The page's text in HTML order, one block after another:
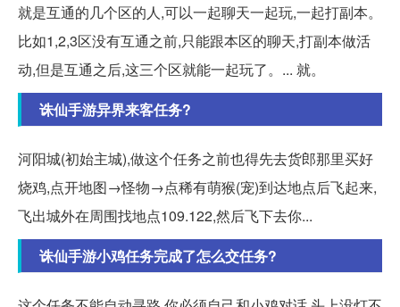
就是互通的几个区的人,可以一起聊天一起玩,一起打副本。
比如1,2,3区没有互通之前,只能跟本区的聊天,打副本做活
动,但是互通之后,这三个区就能一起玩了。... 就。
诛仙手游异界来客任务?
河阳城(初始主城),做这个任务之前也得先去货郎那里买好
烧鸡,点开地图→怪物→点稀有萌猴(宠)到达地点后飞起来,
飞出城外在周围找地点109.122,然后飞下去你...
诛仙手游小鸡任务完成了怎么交任务?